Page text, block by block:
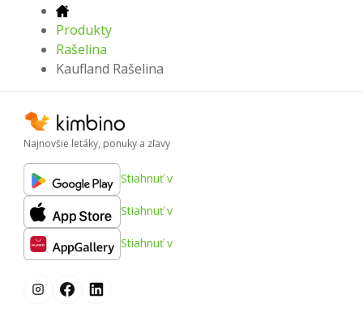
Produkty
Rašelina
Kaufland Rašelina
Najnovšie letáky, ponuky a zľavy
Stiahnuť v
Stiahnuť v
Stiahnuť v